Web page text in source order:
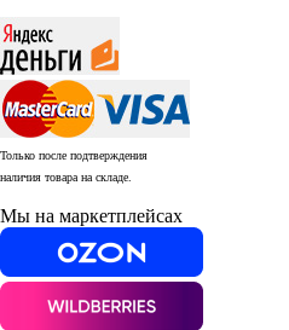
Только после подтверждения
наличия товара на складе.
Мы на маркетплейсах